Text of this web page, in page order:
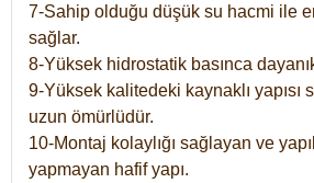
7-Sahip olduğu düşük su hacmi ile
sağlar.
8-Yüksek hidrostatik basınca
9-Yüksek kalitedeki kaynaklı yapısı
uzun ömürlüdür.
10-Montaj kolaylığı sağlayan ve
yapmayan hafif yapı.